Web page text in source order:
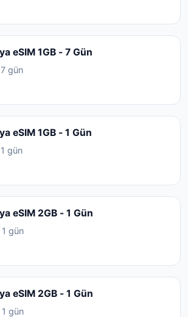
eSIM 1GB - 7 Gün
gün
eSIM 1GB - 1 Gün
gün
eSIM 2GB - 1 Gün
1 gün
eSIM 2GB - 1 Gün
1 gün